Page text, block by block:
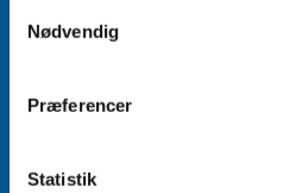
Nødvendig
Præferencer
Statistik
Aabenraa Sogn